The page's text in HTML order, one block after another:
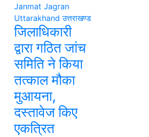
Janmat Jagran
Uttarakhand उत्तराखण्ड
जिलाधिकारी
द्वारा गठित जांच
समिति ने किया
तत्काल मौका
मुआयना,
दस्तावेज किए
एकत्रित